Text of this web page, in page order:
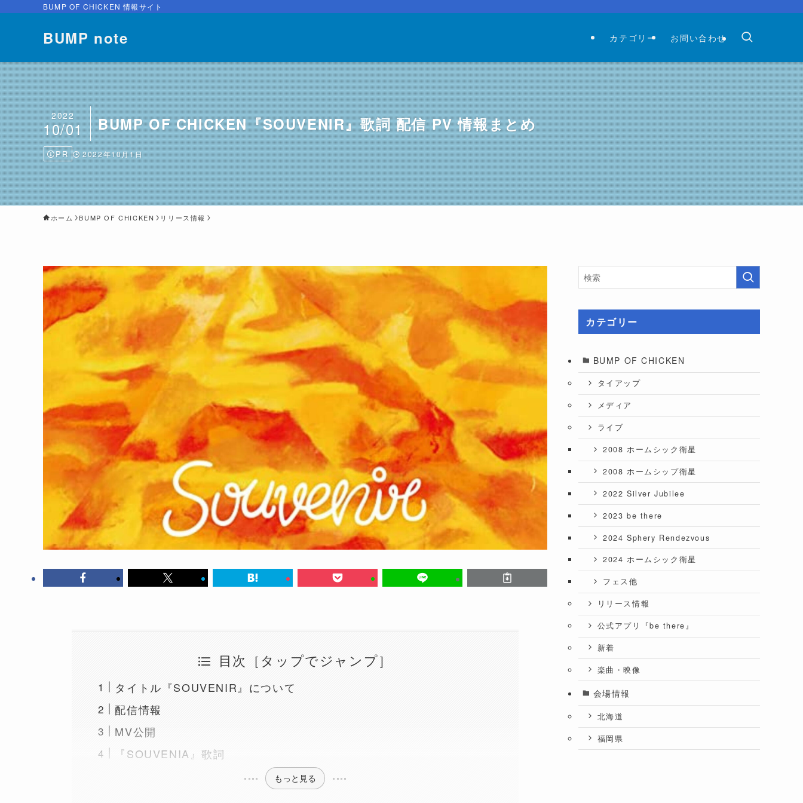
BUMP OF CHICKEN 情報サイト
BUMP note カテゴリー お問い合わせ
BUMP OF CHICKEN『SOUVENIR』歌詞 配信 PV 情報まとめ
2022
10/01
PR 2022年10月1日
ホーム BUMP OF CHICKEN リリース情報
目次［タップでジャンプ］
タイトル『SOUVENIR』について
配信情報
MV公開
『SOUVENIA』歌詞
もっと見る
カテゴリー
BUMP OF CHICKEN
タイアップ
メディア
ライブ
2008 ホームシック衛星
2008 ホームシップ衛星
2022 Silver Jubilee
2023 be there
2024 Sphery Rendezvous
2024 ホームシック衛星
フェス他
リリース情報
公式アプリ『be there』
新着
楽曲・映像
会場情報
北海道
福岡県